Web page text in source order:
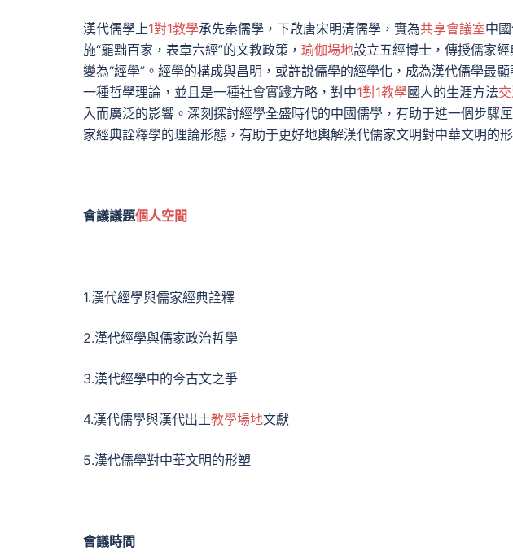
漢代儒學上1對1教學承先秦儒學，下啟唐宋明清儒學，實為共享會議室中
施“罷黜百家，表章六經”的文教政策， 瑜伽場地設立五經博士，傳授儒家
變為“經學”。經學的構成與昌明，或許說儒學的經學化，成為漢代儒學最
一種哲學理論，並且是一種社會實踐方略，對中1對1教學國人的生涯方法
入而廣泛的影響。深刻探討經學全盛時代的中國儒學，有助于進一個步驟
家經典詮釋學的理論形態，有助于更好地輿解漢代儒家文明對中華文明的形
會議議題個人空間
1.漢代經學與儒家經典詮釋
2.漢代經學與儒家政治哲學
3.漢代經學中的今古文之爭
4.漢代儒學與漢代出土教學場地文獻
5.漢代儒學對中華文明的形塑
會議時間